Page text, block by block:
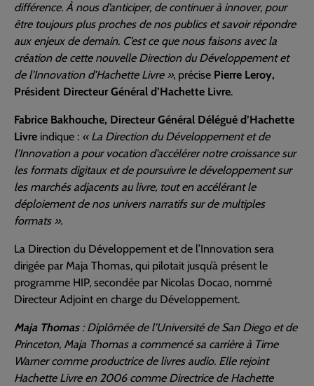
différence. À nous d’anticiper, de continuer à innover, pour
être toujours plus proches de nos publics et savoir répondre
aux enjeux de demain. C’est ce que nous faisons avec la
création de cette nouvelle Direction du Développement et
de l’Innovation d’Hachette Livre », précise Pierre Leroy,
Président Directeur Général d’Hachette Livre.
Fabrice Bakhouche, Directeur Général Délégué d’Hachette
Livre indique : « La Direction du Développement et de
l’Innovation a pour vocation d’accélérer notre croissance sur
les formats digitaux et de poursuivre le développement sur
les marchés adjacents au livre, tout en accélérant le
déploiement de nos univers narratifs sur de multiples
formats ».
La Direction du Développement et de l’Innovation sera
dirigée par Maja Thomas, qui pilotait jusqu’à présent le
programme HIP, secondée par Nicolas Docao, nommé
Directeur Adjoint en charge du Développement.
Maja Thomas: Diplômée de l’Université de San Diego et de
Princeton, Maja Thomas a commencé sa carrière à Time
Warner comme productrice de livres audio. Elle rejoint
Hachette Livre en 2006 comme Directrice de Hachette